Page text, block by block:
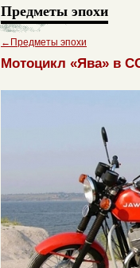
Предметы эпохи
← Предметы эпохи
Мотоцикл «Ява» в